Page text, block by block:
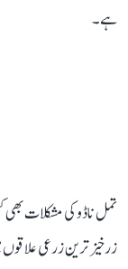
ہے۔
تمل ناڈو کی مشکلات بھی
زرخیز ترین زرعی علاقوں